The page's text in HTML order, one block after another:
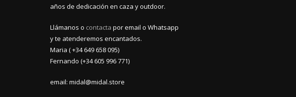
años de dedicación en caza y outdoor.
Llámanos o contacta por email o Whatsapp
y te atenderemos encantados.
Maria ( +34 649 658 095)
Fernando (+34 605 996 771)
email: midal@midal.store